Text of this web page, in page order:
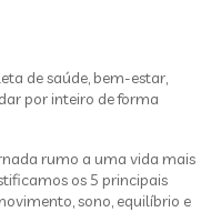
de saúde, bem-estar,
por inteiro de forma
rumo a uma vida mais
os 5 principais
sono, equilíbrio e